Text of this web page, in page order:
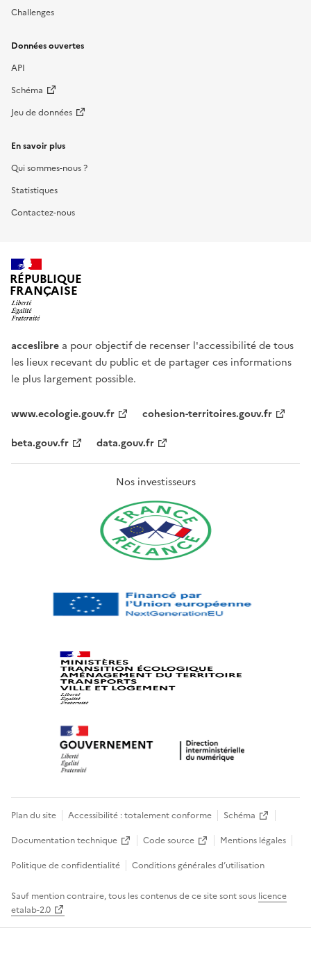
Challenges
Données ouvertes
API
Schéma
Jeu de données
En savoir plus
Qui sommes-nous ?
Statistiques
Contactez-nous
RÉPUBLIQUE
FRANÇAISE
acceslibre a pour objectif de recenser l'accessibilité de tous
les lieux recevant du public et de partager ces informations
le plus largement possible.
www.ecologie.gouv.fr
cohesion-territoires.gouv.fr
beta.gouv.fr
data.gouv.fr
Nos investisseurs
Plan du site Accessibilité : totalement conforme
Schéma
Documentation technique
Code source
Mentions légales
Politique de confidentialité
Conditions générales d’utilisation
Sauf mention contraire, tous les contenus de ce site sont sous licence
etalab-2.0